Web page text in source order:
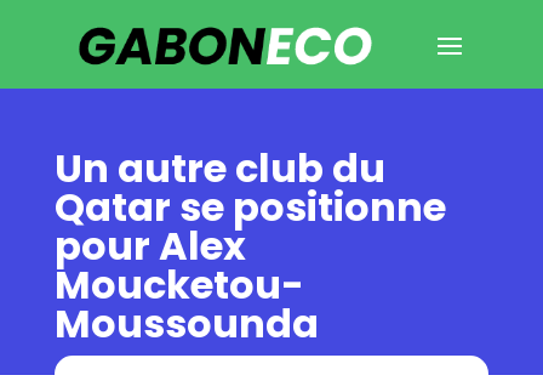
Un autre club du
Qatar se positionne
pour Alex
Moucketou-
Moussounda